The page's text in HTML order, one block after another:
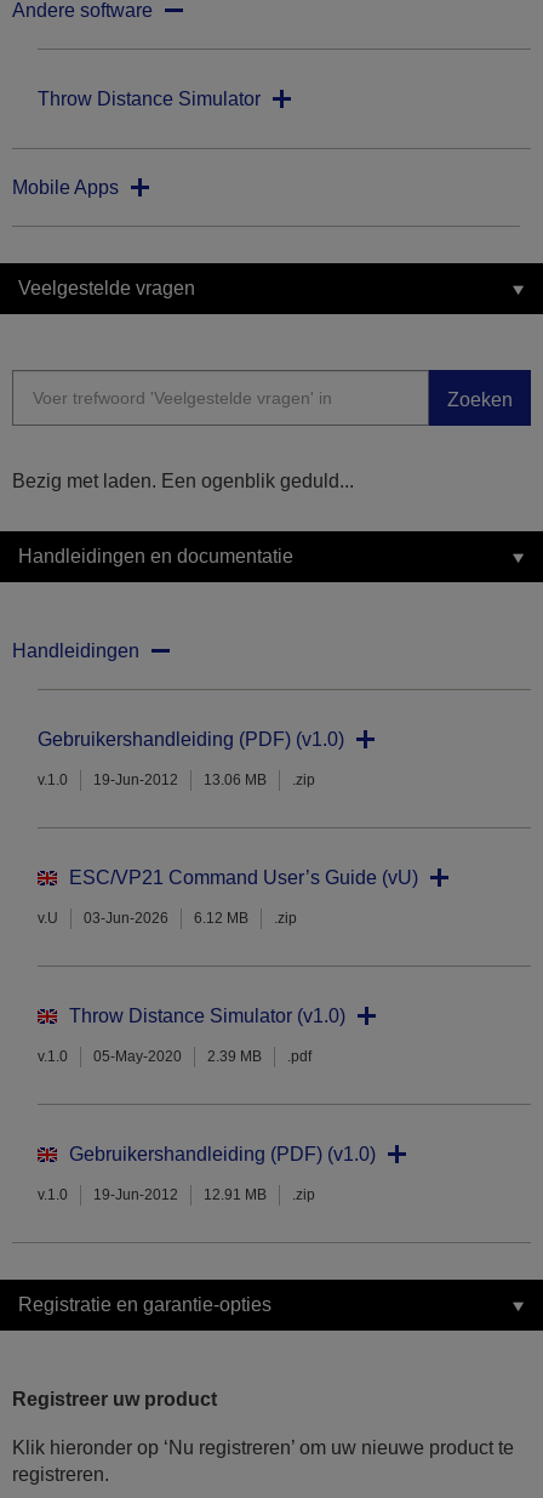
Andere software
Throw Distance Simulator
Mobile Apps
Veelgestelde vragen
Zoeken
Bezig met laden. Een ogenblik geduld...
Handleidingen en documentatie
Handleidingen
Gebruikershandleiding (PDF) (v1.0)
v.1.0 19-Jun-2012 13.06 MB .zip
ESC/VP21 Command User’s Guide (vU)
v.U 03-Jun-2026 6.12 MB .zip
Throw Distance Simulator (v1.0)
v.1.0 05-May-2020 2.39 MB .pdf
Gebruikershandleiding (PDF) (v1.0)
v.1.0 19-Jun-2012 12.91 MB .zip
Registratie en garantie-opties
Registreer uw product
Klik hieronder op ‘Nu registreren’ om uw nieuwe product te
registreren.